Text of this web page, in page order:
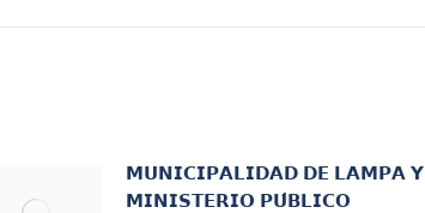
𝗠𝗨𝗡𝗜𝗖𝗜𝗣𝗔𝗟𝗜𝗗𝗔𝗗 𝗗𝗘 𝗟𝗔𝗠𝗣𝗔 𝗬
𝗠𝗜𝗡𝗜𝗦𝗧𝗘𝗥𝗜𝗢 𝗣𝗨́𝗕𝗟𝗜𝗖𝗢